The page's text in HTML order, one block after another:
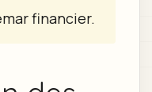
financier.